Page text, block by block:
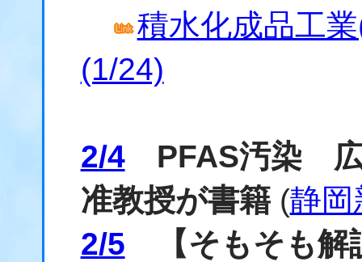
積水化成品工
(1/24)
2/4PFAS汚染 広
准教授が書籍(静岡
2/5 【そもそも解